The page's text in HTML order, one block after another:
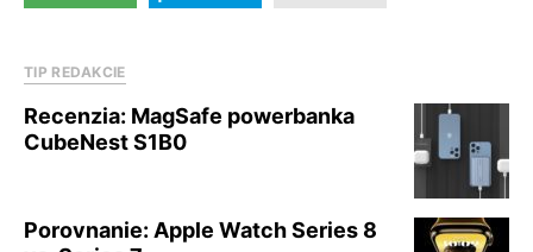
TIP REDAKCIE
Recenzia: MagSafe powerbanka
CubeNest S1B0
Porovnanie: Apple Watch Series 8